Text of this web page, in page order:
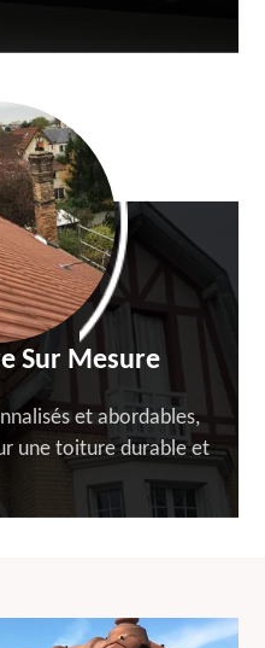
Sur Mesure
et abordables,
une toiture durable et